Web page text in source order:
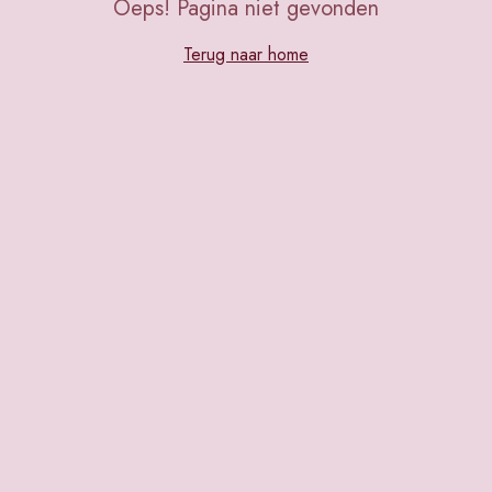
Oeps! Pagina niet gevonden
Terug naar home